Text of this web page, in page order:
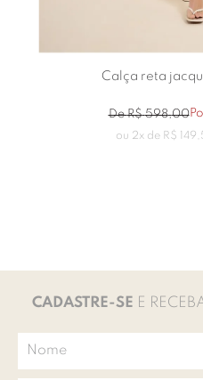
Calça reta
DeR$ 598,00
ou 2x de R$ 149
CADASTRE-SE E